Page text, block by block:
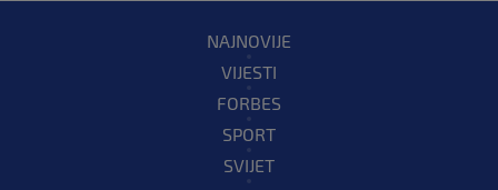
NAJNOVIJE
VIJESTI
FORBES
SPORT
SVIJET